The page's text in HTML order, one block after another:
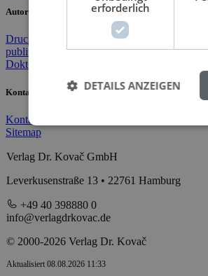
Autorinnen und Autoren
Druckkostenzuschuss Doktorarbeit verlegen
publizieren
Wissenschaftsverlag Open
Doktorarbeit drucken
Kontakt und Service
Kontakt
Sitemap
Verlag Dr. Kovač GmbH
Leverkusenstraße 13 • 22761 Hamburg
+49 40 398880 0
info@verlagdrkovac.de
© 2000-2026 Verlag Dr. Kovač
Aktualisiert 08.08.2026 11:33
erforderlich
DETAILS ANZEIGEN